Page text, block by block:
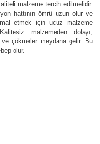
malzeme tercih edilmelidir.
hattının ömrü uzun olur ve
etmek için ucuz malzeme
malzemeden dolayı,
ve çökmeler meydana gelir. Bu
olur.